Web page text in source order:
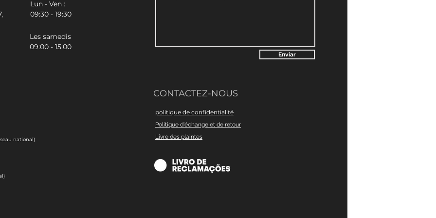
Lun - Ven :
09:30 - 19:30
Les samedis
09:00 - 15:00
national)
Enviar
CONTACTEZ-NOUS
politique de confidentialité
Politique d'échange et de retour
Livre des plaintes